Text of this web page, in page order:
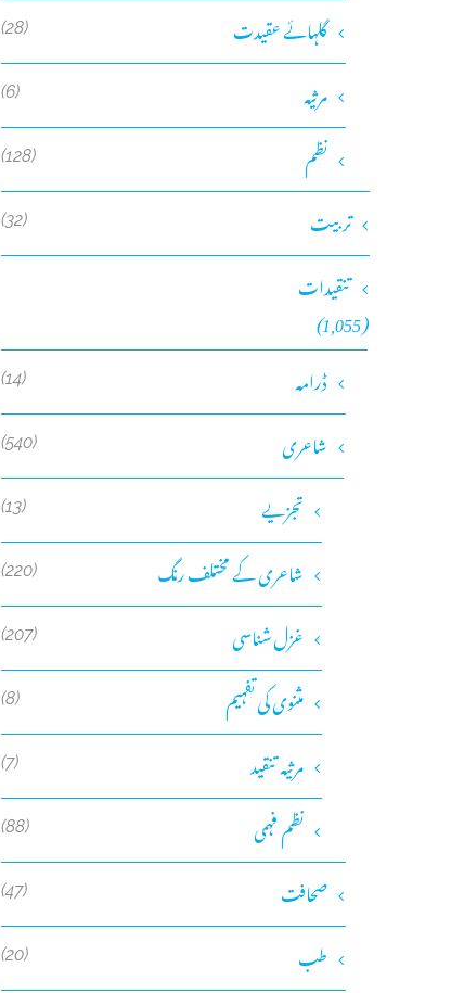
گلہائے عقیدت (28)
مرثیہ (6)
نظم (128)
تربیت (32)
تنقیدات
(1,055)
ڈرامہ
(14)
شاعری (540)
تجزیے (13)
شاعری کے مختلف رنگ (220)
غزل شناسی (207)
مثنوی کی تفہیم (8)
مرثیہ تنقید (7)
نظم فہمی (88)
صحافت (47)
طب (20)